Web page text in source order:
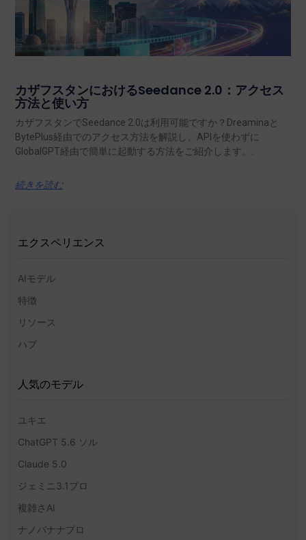
カザフスタンにおけるSeedance 2.0：アクセス
方法と使い方
カザフスタンでSeedance 2.0は利用可能ですか？Dreaminaと
BytePlus経由でのアクセス方法を解説し、APIを使わずに
GlobalGPT経由で簡単に起動する方法をご紹介します。.
続きを読む
エクスペリエンス
AIモデル
特徴
リソース
ハブ
人気のモデル
ユキエ
ChatGPT 5.6 ソル
Claude 5.0
ジェミニ3.1プロ
複雑さAI
ナノバナナプロ